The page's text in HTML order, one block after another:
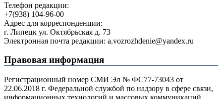
Телефон редакции:
+7(938) 104-96-00
Адрес для корреспонденции:
г. Липецк ул. Октябрьская д. 73
Электронная почта редакции: a.vozrozhdenie@yandex.ru
Правовая информация
Регистрационный номер СМИ Эл № ФС77-73043 от
22.06.2018 г. Федеральной службой по надзору в сфере связи,
информационных технологий и массовых коммуникаций